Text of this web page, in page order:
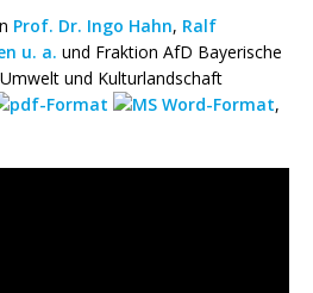
Prof. Dr. Ingo Hahn, Ralf
u. a. und Fraktion AfD Bayerische
und Kulturlandschaft
,